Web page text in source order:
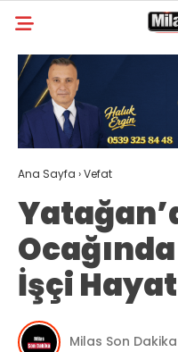
GALERİ
MILAS
MUĞLA’DAN
ASAYIŞ
GÜNDEM
EKONOMI
SPOR
Ana Sayfa ›Vefat
Ocağında
İşçi
Milas Son Dakika